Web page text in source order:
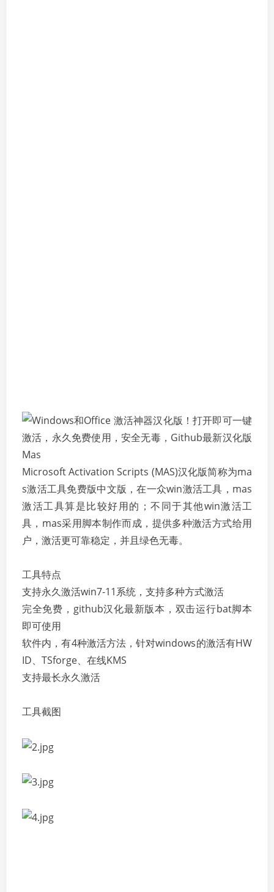
Microsoft Activation Scripts (MAS)汉化版简称为ma
s激活工具免费版中文版，在一众win激活工具，mas
激活工具算是比较好用的；不同于其他win激活工
具，mas采用脚本制作而成，提供多种激活方式给用
户，激活更可靠稳定，并且绿色无毒。
工具特点
支持永久激活win7-11系统，支持多种方式激活
完全免费，github汉化最新版本，双击运行bat脚本
即可使用
软件内，有4种激活方法，针对windows的激活有HW
ID、TSforge、在线KMS
支持最长永久激活
工具截图